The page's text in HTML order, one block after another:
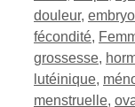
douleur,
fécondité,
grossesse,
lutéinique,
menstruelle,